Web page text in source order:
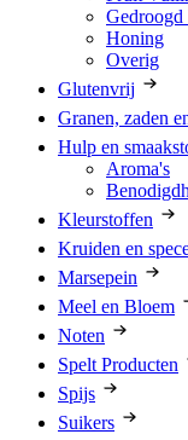
Honing
Overig
Glutenvrij
Granen, zaden
Hulp en
Aroma's
Kleurstoffen
Kruiden en
Marsepein
Meel en Bloem
Noten
Spelt Producten
Spijs
Suikers